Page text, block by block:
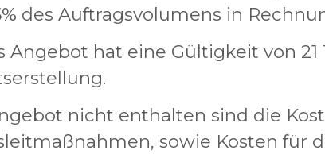
des Auftragsvolumens in
Angebot hat eine Gültigkeit von
nicht enthalten sind die
sowie Kosten für